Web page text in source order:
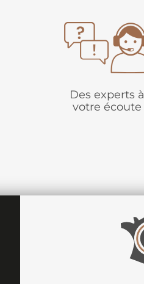
Des experts à
votre écoute